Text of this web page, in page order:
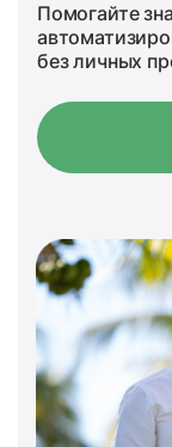
Помогайте
без личных